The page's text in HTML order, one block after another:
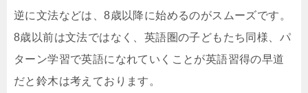
逆に文法などは、8歳以降に始めるのがスムーズです。
8歳以前は文法ではなく、英語圏の子どもたち同様、パ
ターン学習で英語になれていくことが英語習得の早道
だと鈴木は考えております。